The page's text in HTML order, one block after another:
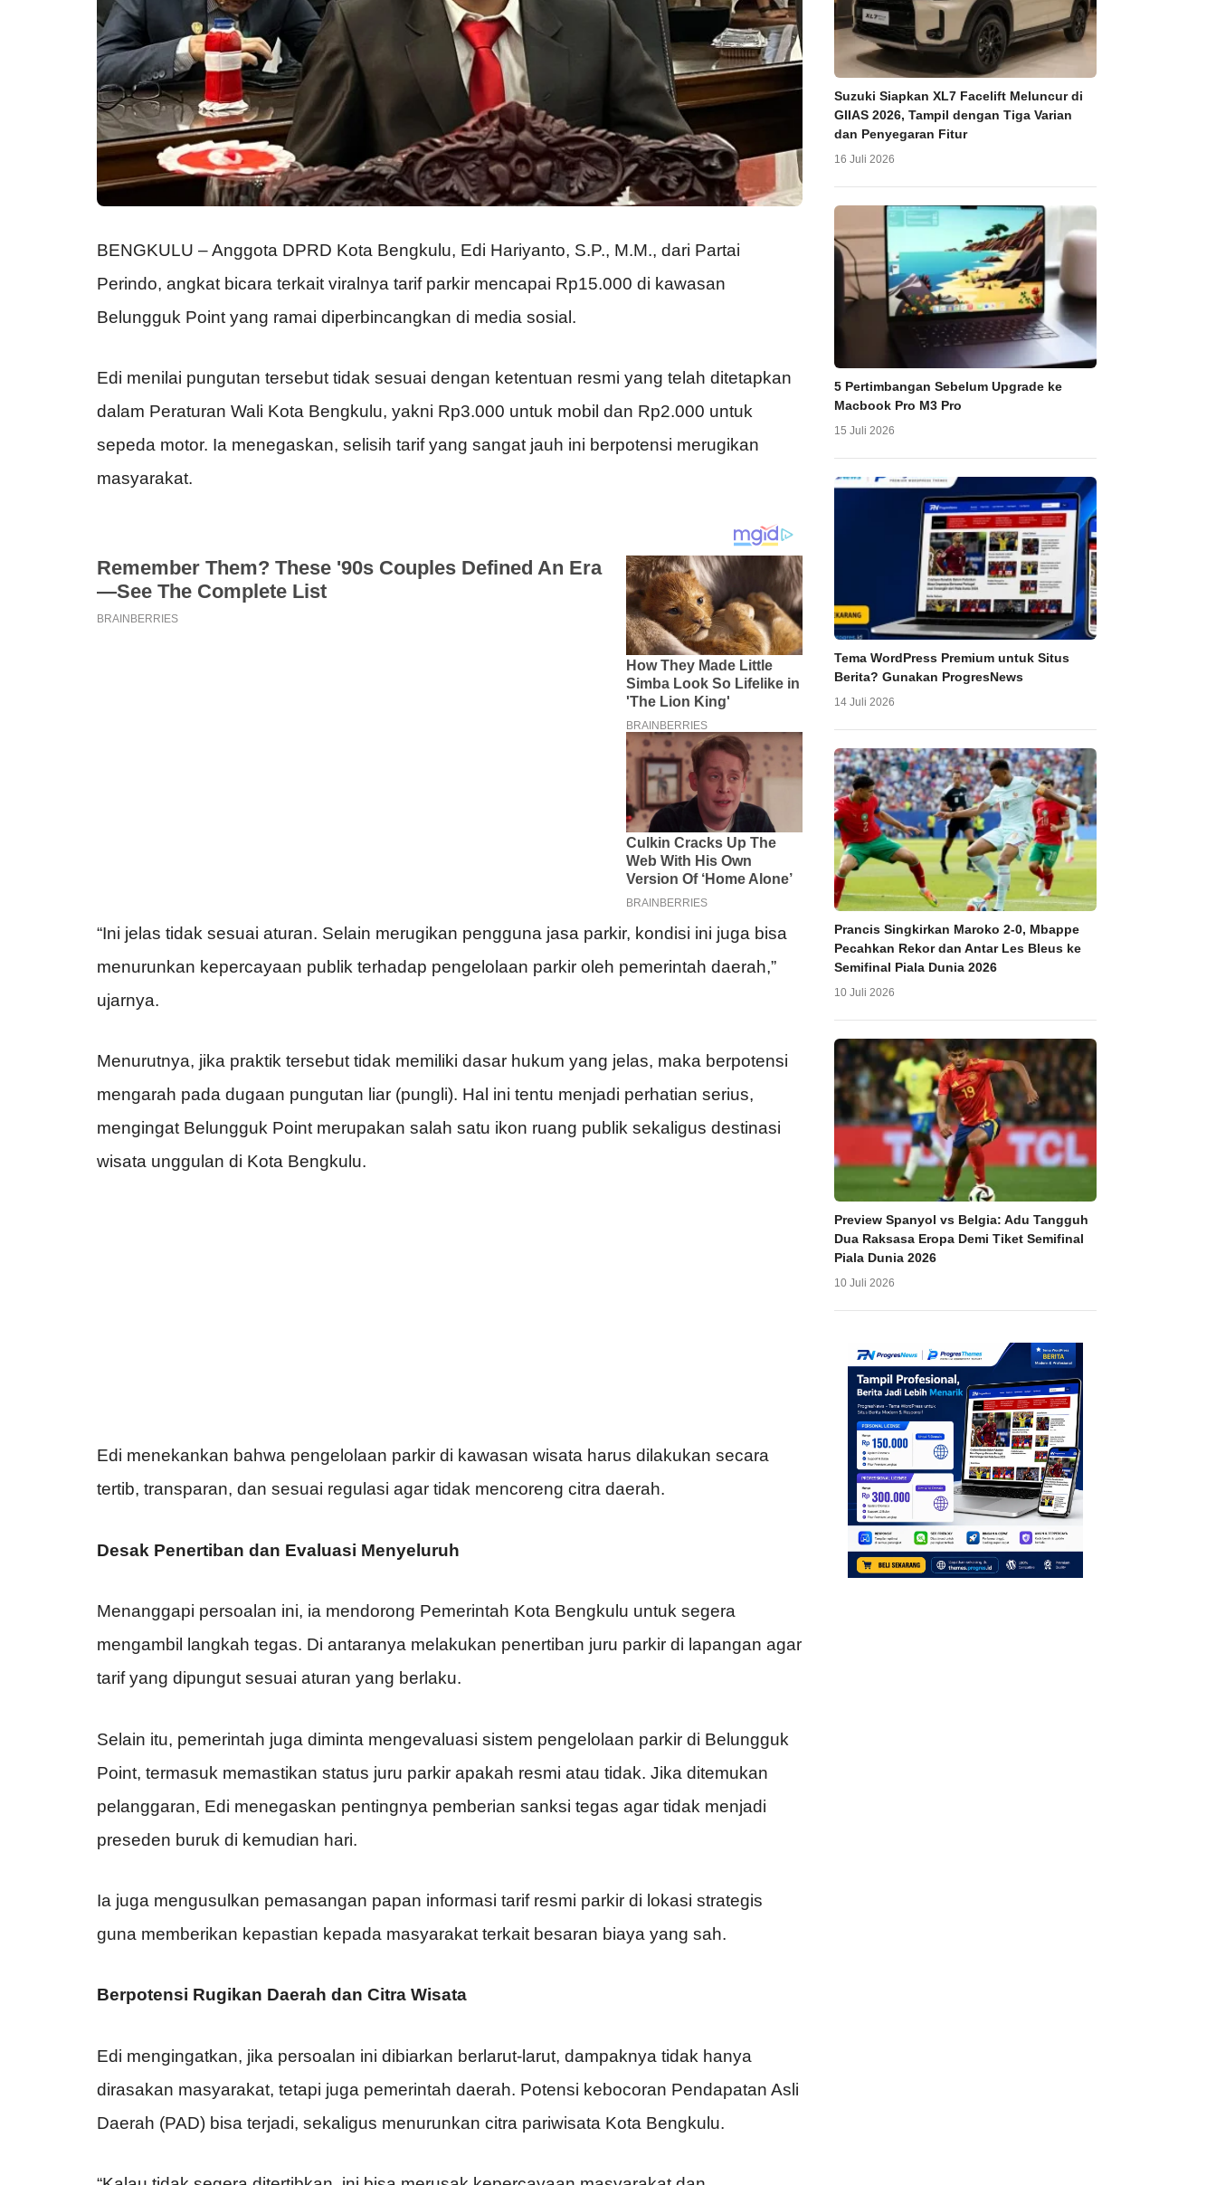
BENGKULU – Anggota DPRD Kota Bengkulu, Edi Hariyanto, S.P., M.M., dari Partai
Perindo, angkat bicara terkait viralnya tarif parkir mencapai Rp15.000 di kawasan
Belungguk Point yang ramai diperbincangkan di media sosial.
Edi menilai pungutan tersebut tidak sesuai dengan ketentuan resmi yang telah ditetapkan
dalam Peraturan Wali Kota Bengkulu, yakni Rp3.000 untuk mobil dan Rp2.000 untuk
sepeda motor. Ia menegaskan, selisih tarif yang sangat jauh ini berpotensi merugikan
masyarakat.
“Ini jelas tidak sesuai aturan. Selain merugikan pengguna jasa parkir, kondisi ini juga bisa
menurunkan kepercayaan publik terhadap pengelolaan parkir oleh pemerintah daerah,”
ujarnya.
Menurutnya, jika praktik tersebut tidak memiliki dasar hukum yang jelas, maka berpotensi
mengarah pada dugaan pungutan liar (pungli). Hal ini tentu menjadi perhatian serius,
mengingat Belungguk Point merupakan salah satu ikon ruang publik sekaligus destinasi
wisata unggulan di Kota Bengkulu.
Edi menekankan bahwa pengelolaan parkir di kawasan wisata harus dilakukan secara
tertib, transparan, dan sesuai regulasi agar tidak mencoreng citra daerah.
Desak Penertiban dan Evaluasi Menyeluruh
Menanggapi persoalan ini, ia mendorong Pemerintah Kota Bengkulu untuk segera
mengambil langkah tegas. Di antaranya melakukan penertiban juru parkir di lapangan agar
tarif yang dipungut sesuai aturan yang berlaku.
Selain itu, pemerintah juga diminta mengevaluasi sistem pengelolaan parkir di Belungguk
Point, termasuk memastikan status juru parkir apakah resmi atau tidak. Jika ditemukan
pelanggaran, Edi menegaskan pentingnya pemberian sanksi tegas agar tidak menjadi
preseden buruk di kemudian hari.
Ia juga mengusulkan pemasangan papan informasi tarif resmi parkir di lokasi strategis
guna memberikan kepastian kepada masyarakat terkait besaran biaya yang sah.
Berpotensi Rugikan Daerah dan Citra Wisata
Edi mengingatkan, jika persoalan ini dibiarkan berlarut-larut, dampaknya tidak hanya
dirasakan masyarakat, tetapi juga pemerintah daerah. Potensi kebocoran Pendapatan Asli
Daerah (PAD) bisa terjadi, sekaligus menurunkan citra pariwisata Kota Bengkulu.
Suzuki Siapkan XL7 Facelift Meluncur di
GIIAS 2026, Tampil dengan Tiga Varian
dan Penyegaran Fitur
16 Juli 2026
5 Pertimbangan Sebelum Upgrade ke
Macbook Pro M3 Pro
15 Juli 2026
Tema WordPress Premium untuk Situs
Berita? Gunakan ProgresNews
14 Juli 2026
Prancis Singkirkan Maroko 2-0, Mbappe
Pecahkan Rekor dan Antar Les Bleus ke
Semifinal Piala Dunia 2026
10 Juli 2026
Preview Spanyol vs Belgia: Adu Tangguh
Dua Raksasa Eropa Demi Tiket Semifinal
Piala Dunia 2026
10 Juli 2026